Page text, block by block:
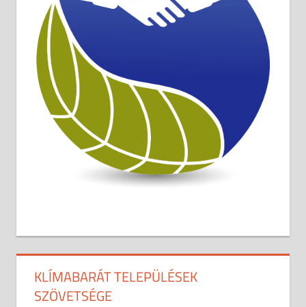
KLÍMABARÁT TELEPÜLÉSEK
SZÖVETSÉGE